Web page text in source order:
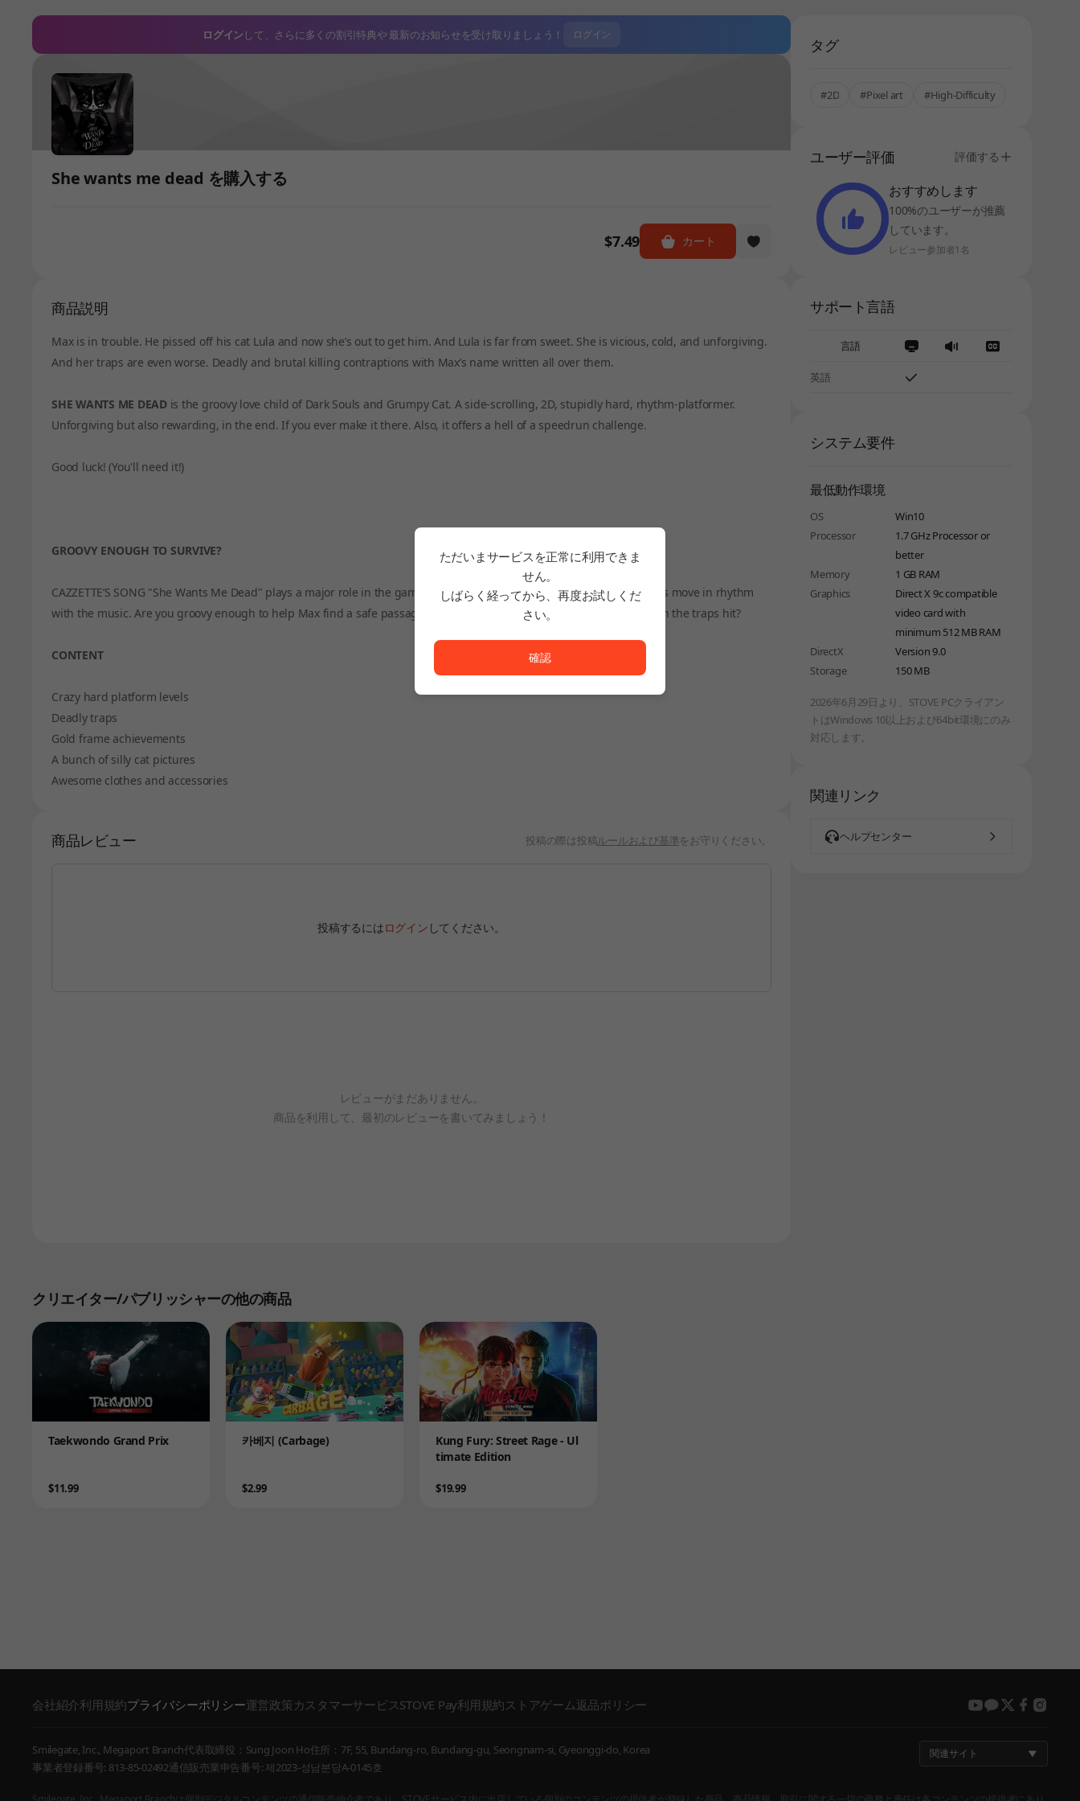
ログイン して、さらに多くの割引特典や最新のお知らせを受け取りましょう！ ログイン
She wants me dead を購入する
$7.49 カート
商品説明
Max is in trouble. He pissed off his cat Lula and now she’s out to get him. And Lula is far from sweet. She is vicious, cold, and unforgiving.
And her traps are even worse. Deadly and brutal killing contraptions with Max’s name written all over them.
SHE WANTS ME DEADis the groovy love child of Dark Souls and Grumpy Cat. A side-scrolling, 2D, stupidly hard, rhythm-platformer.
Unforgiving but also rewarding, in the end. If you ever make it there. Also, it offers a hell of a speedrun challenge.
Good luck! (You'll need it!)
GROOVY ENOUGH TO SURVIVE?
CAZZETTE’S SONG "She Wants Me Dead" plays a major role in the game. Lula’s traps and other environmental features move in rhythm
with the music. Are you groovy enough to help Max find a safe passage? Or are you as stiff as the corpse he’ll be when the traps hit?
CONTENT
Crazy hard platform levels
Deadly traps
Gold frame achievements
A bunch of silly cat pictures
Awesome clothes and accessories
商品レビュー 投稿の際は投稿ルールおよび基準をお守りください。
投稿するにはログイン してください。
レビューがまだありません。
商品を利用して、最初のレビューを書いてみましょう！
クリエイター/パブリッシャーの他の商品
Product
Taekwondo Grand Prix
Price
$11.99
Product
카베지 (Carbage)
Price
$2.99
Product
Kung Fury: Street Rage - Ul
timate Edition
Price
$19.99
タグ
#2D #Pixel art #High-Difficulty
ユーザー評価 評価する
おすすめします
100%のユーザーが推薦
しています。
レビュー参加者1名
サポート言語
言語
英語
システム要件
最低動作環境
OS
Win10
Processor
1.7 GHz Processor or
better
Memory
1 GB RAM
Graphics
Direct X 9c compatible
video card with
minimum 512 MB RAM
DirectX
Version 9.0
Storage
150 MB
2026年6月29日より、STOVE PCクライアン
トはWindows 10以上および64bit環境にのみ
対応します。
関連リンク
ヘルプセンター
会社紹介利用規約プライバシーポリシー運営政策 カスタマーサービスSTOVE Pay利用規約ストアゲーム返品ポリシー youtube
kakao
twitter
Smilegate, Inc., Megaport Branch代表取締役：Sung Joon Ho住所：7F, 55, Bundang-ro, Bundang-gu, Seongnam-si, Gyeonggi-do, Korea
事業者登録番号: 813-85-02492通信販売業申告番号: 제2023-성남분당A-0145호
関連サイト
ただいまサービスを正常に利用できま
せん。
しばらく経ってから、再度お試しくだ
さい。
ただいまサービスを正常に利用できません。<br/>しばらく経ってから、再度お試しください。
確認